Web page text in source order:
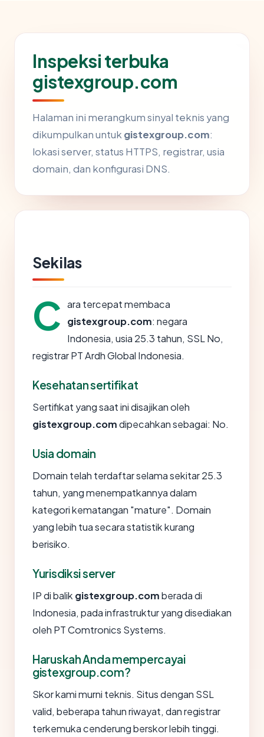
Inspeksi terbuka
gistexgroup.com
Halaman ini merangkum sinyal teknis yang
dikumpulkan untuk gistexgroup.com:
lokasi server, status HTTPS, registrar, usia
domain, dan konfigurasi DNS.
Sekilas
C ara tercepat membaca
gistexgroup.com: negara
Indonesia, usia 25.3 tahun, SSL No,
registrar PT Ardh Global Indonesia.
Kesehatan sertifikat
Sertifikat yang saat ini disajikan oleh
gistexgroup.comdipecahkan sebagai: No.
Usia domain
Domain telah terdaftar selama sekitar 25.3
tahun, yang menempatkannya dalam
kategori kematangan "mature". Domain
yang lebih tua secara statistik kurang
berisiko.
Yurisdiksi server
IP di balik gistexgroup.comberada di
Indonesia, pada infrastruktur yang disediakan
oleh PT Comtronics Systems.
Haruskah Anda mempercayai
gistexgroup.com?
Skor kami murni teknis. Situs dengan SSL
valid, beberapa tahun riwayat, dan registrar
terkemuka cenderung berskor lebih tinggi.